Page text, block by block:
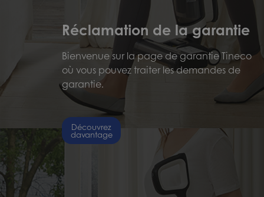
Réclamation de la garantie
Bienvenue sur la page de garantie Tineco
où vous pouvez traiter les demandes de
garantie.
Découvrez
davantage